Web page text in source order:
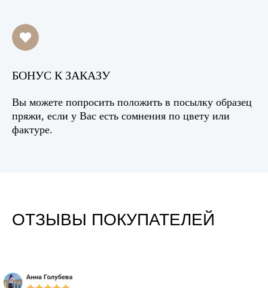
БОНУС К ЗАКАЗУ
Вы можете попросить положить в посылку образец
пряжи, если у Вас есть сомнения по цвету или
фактуре.
ОТЗЫВЫ ПОКУПАТЕЛЕЙ